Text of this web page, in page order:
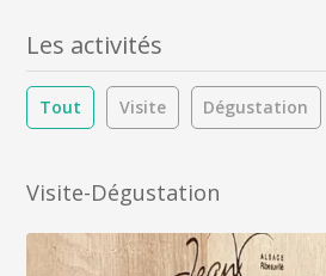
Les activités
Tout Visite Dégustation
Visite-Dégustation